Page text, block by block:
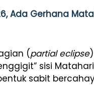
Ada Gerhana
(partial eclipse
sisi
sabit